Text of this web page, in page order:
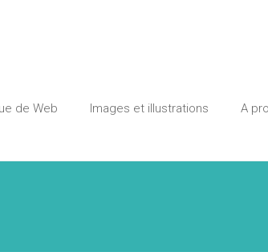
de Web Images et illustrations A